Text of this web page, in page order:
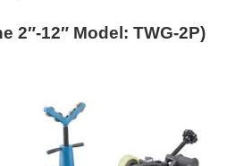
2″-12″ Model: TWG-2P)